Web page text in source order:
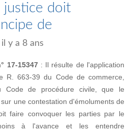
justice doit
de
y a 8 ans
17-15347: Il résulte de l'application
R. 663-39 du Code de commerce,
Code de procédure civile, que le
une contestation d'émoluments de
faire convoquer les parties par le
à l'avance et les entendre